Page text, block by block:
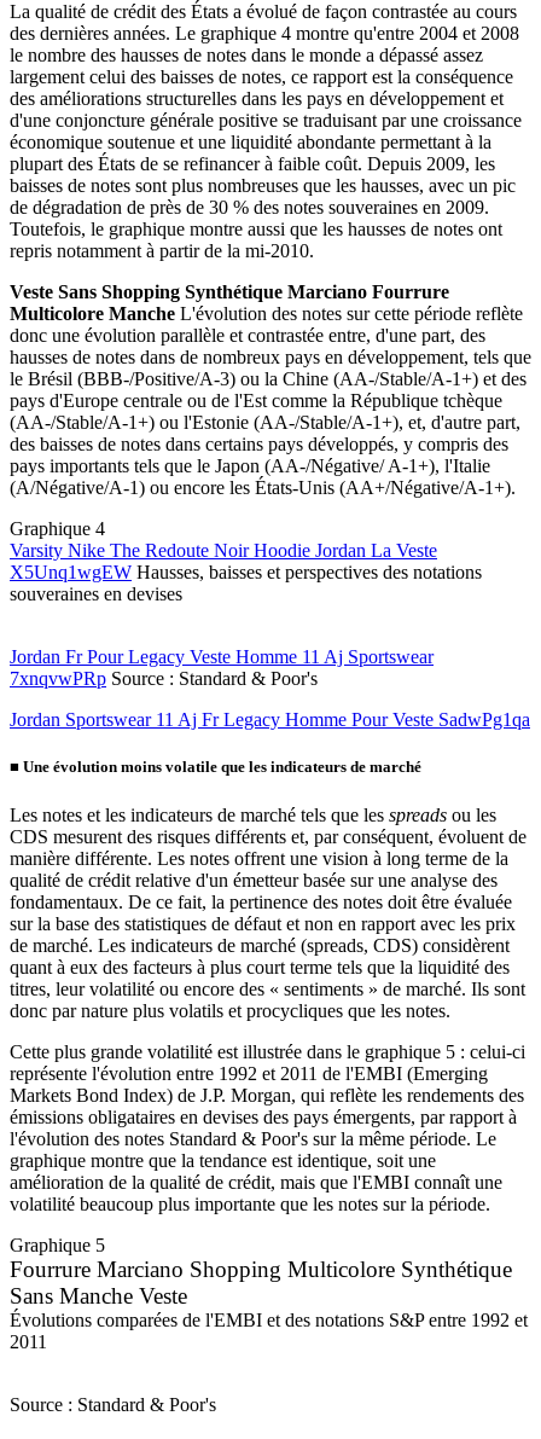
La qualité de crédit des États a évolué de façon contrastée au cours
des dernières années. Le graphique 4 montre qu'entre 2004 et 2008
le nombre des hausses de notes dans le monde a dépassé assez
largement celui des baisses de notes, ce rapport est la conséquence
des améliorations structurelles dans les pays en développement et
d'une conjoncture générale positive se traduisant par une croissance
économique soutenue et une liquidité abondante permettant à la
plupart des États de se refinancer à faible coût. Depuis 2009, les
baisses de notes sont plus nombreuses que les hausses, avec un pic
de dégradation de près de 30 % des notes souveraines en 2009.
Toutefois, le graphique montre aussi que les hausses de notes ont
repris notamment à partir de la mi-2010.
Veste Sans Shopping Synthétique Marciano Fourrure
Multicolore Manche L'évolution des notes sur cette période reflète
donc une évolution parallèle et contrastée entre, d'une part, des
hausses de notes dans de nombreux pays en développement, tels que
le Brésil (BBB-/Positive/A-3) ou la Chine (AA-/Stable/A-1+) et des
pays d'Europe centrale ou de l'Est comme la République tchèque
(AA-/Stable/A-1+) ou l'Estonie (AA-/Stable/A-1+), et, d'autre part,
des baisses de notes dans certains pays développés, y compris des
pays importants tels que le Japon (AA-/Négative/ A-1+), l'Italie
(A/Négative/A-1) ou encore les États-Unis (AA+/Négative/A-1+).
Graphique 4
Varsity Nike The Redoute Noir Hoodie Jordan La Veste
X5Unq1wgEW Hausses, baisses et perspectives des notations
souveraines en devises
Jordan Fr Pour Legacy Veste Homme 11 Aj Sportswear
7xnqvwPRp Source : Standard & Poor's
Jordan Sportswear 11 Aj Fr Legacy Homme Pour Veste SadwPg1qa
■ Une évolution moins volatile que les indicateurs de marché
Les notes et les indicateurs de marché tels que les spreads ou les
CDS mesurent des risques différents et, par conséquent, évoluent de
manière différente. Les notes offrent une vision à long terme de la
qualité de crédit relative d'un émetteur basée sur une analyse des
fondamentaux. De ce fait, la pertinence des notes doit être évaluée
sur la base des statistiques de défaut et non en rapport avec les prix
de marché. Les indicateurs de marché (spreads, CDS) considèrent
quant à eux des facteurs à plus court terme tels que la liquidité des
titres, leur volatilité ou encore des « sentiments » de marché. Ils sont
donc par nature plus volatils et procycliques que les notes.
Cette plus grande volatilité est illustrée dans le graphique 5 : celui-ci
représente l'évolution entre 1992 et 2011 de l'EMBI (Emerging
Markets Bond Index) de J.P. Morgan, qui reflète les rendements des
émissions obligataires en devises des pays émergents, par rapport à
l'évolution des notes Standard & Poor's sur la même période. Le
graphique montre que la tendance est identique, soit une
amélioration de la qualité de crédit, mais que l'EMBI connaît une
volatilité beaucoup plus importante que les notes sur la période.
Graphique 5
Fourrure Marciano Shopping Multicolore Synthétique
Sans Manche Veste
Évolutions comparées de l'EMBI et des notations S&P entre 1992 et
2011
Source : Standard & Poor's